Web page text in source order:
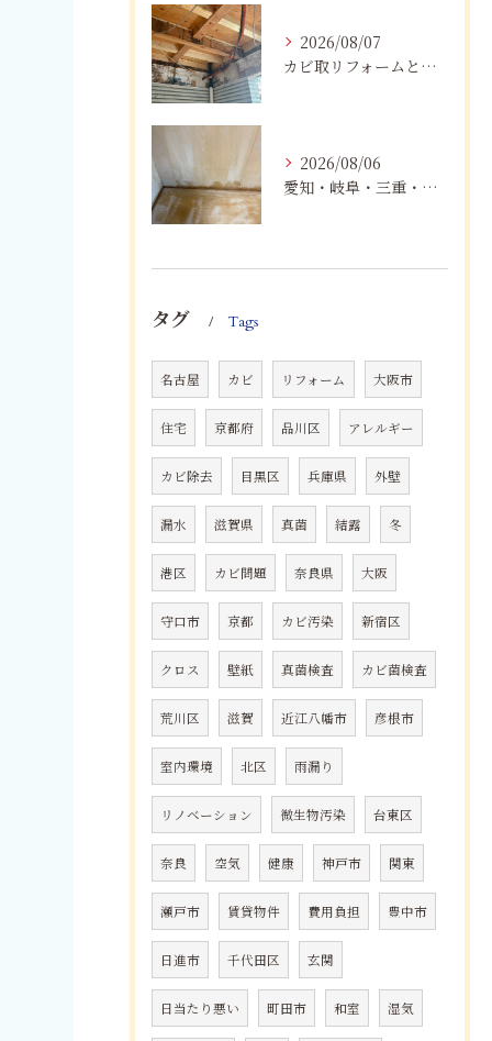
2026/08/07
カビ取リフォームと専門業者を比較！根本解決を選ぶポイント
2026/08/06
愛知・岐阜・三重・静岡の公営住宅で発生するカビ対策｜原因・健康被害・効果的な予防方法を徹底解説
タグ Tags
名古屋 カビ リフォーム 大阪市
住宅 京都府 品川区 アレルギー
カビ除去 目黒区 兵庫県 外壁
漏水 滋賀県 真菌 結露 冬
港区 カビ問題 奈良県 大阪
守口市 京都 カビ汚染 新宿区
クロス 壁紙 真菌検査 カビ菌検査
荒川区 滋賀 近江八幡市 彦根市
室内環境 北区 雨漏り
リノベーション 微生物汚染 台東区
奈良 空気 健康 神戸市 関東
瀬戸市 賃貸物件 費用負担 豊中市
日進市 千代田区 玄関
日当たり悪い 町田市 和室 湿気